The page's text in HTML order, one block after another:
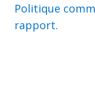
Politique
rapport.